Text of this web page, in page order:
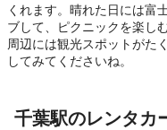
くれます。晴れた日には富
ブして、ピクニックを楽し
周辺には観光スポットがた
してみてくださいね。
千葉駅のレンタカ